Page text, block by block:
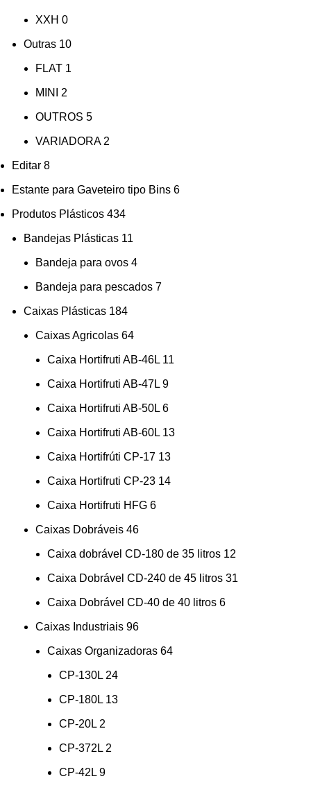
XXH 0
Outras 10
FLAT 1
MINI 2
OUTROS 5
VARIADORA 2
Editar 8
Estante para Gaveteiro tipo Bins 6
Produtos Plásticos 434
Bandejas Plásticas 11
Bandeja para ovos 4
Bandeja para pescados 7
Caixas Plásticas 184
Caixas Agricolas 64
Caixa Hortifruti AB-46L 11
Caixa Hortifruti AB-47L 9
Caixa Hortifruti AB-50L 6
Caixa Hortifruti AB-60L 13
Caixa Hortifrúti CP-17 13
Caixa Hortifruti CP-23 14
Caixa Hortifruti HFG 6
Caixas Dobráveis 46
Caixa dobrável CD-180 de 35 litros 12
Caixa Dobrável CD-240 de 45 litros 31
Caixa Dobrável CD-40 de 40 litros 6
Caixas Industriais 96
Caixas Organizadoras 64
CP-130L 24
CP-180L 13
CP-20L 2
CP-372L 2
CP-42L 9